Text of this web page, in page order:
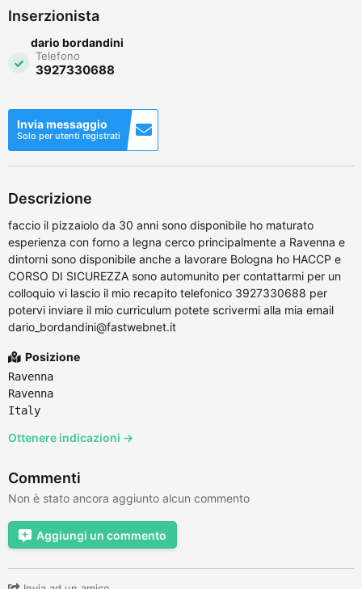
Inserzionista
dario bordandini
Telefono
3927330688
Invia messaggio
Solo per utenti registrati
Descrizione
faccio il pizzaiolo da 30 anni sono disponibile ho maturato
esperienza con forno a legna cerco principalmente a Ravenna e
dintorni sono disponibile anche a lavorare Bologna ho HACCP e
CORSO DI SICUREZZA sono automunito per contattarmi per un
colloquio vi lascio il mio recapito telefonico 3927330688 per
potervi inviare il mio curriculum potete scrivermi alla mia email
dario_bordandini@fastwebnet.it
Posizione
Ravenna
Ravenna
Italy
Ottenere indicazioni →
Commenti
Non è stato ancora aggiunto alcun commento
Aggiungi un commento